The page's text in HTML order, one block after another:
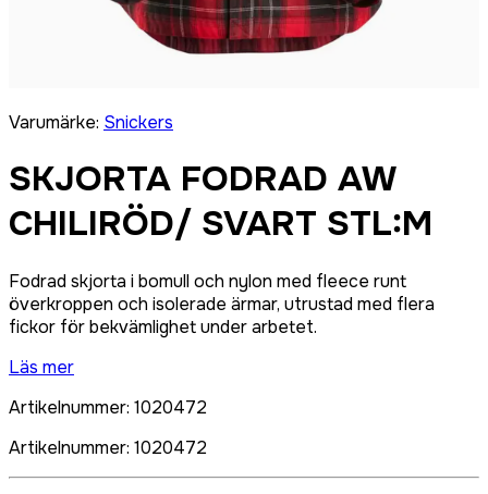
Varumärke: Snickers
SKJORTA FODRAD AW
CHILIRÖD/ SVART STL:M
Fodrad skjorta i bomull och nylon med fleece runt
överkroppen och isolerade ärmar, utrustad med flera
fickor för bekvämlighet under arbetet.
Läs mer
Artikelnummer: 1020472
Artikelnummer: 1020472